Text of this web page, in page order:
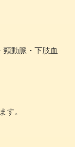
頸動脈・下肢血
す。